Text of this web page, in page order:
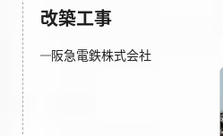
改築工事
阪急電鉄株式会社